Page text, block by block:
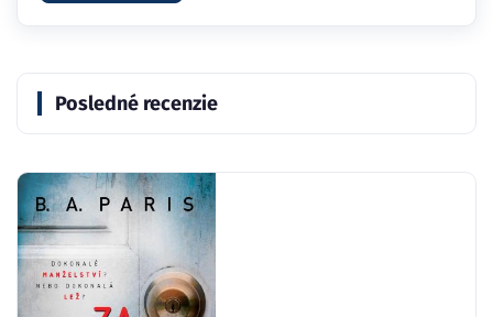
Posledné recenzie